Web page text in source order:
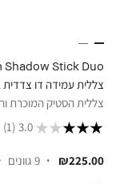
Shadow Stick Duo
צללית עמידה דו
צללית הסטיק המוכרת
3.0
(1)
₪225.00 9 גוונים